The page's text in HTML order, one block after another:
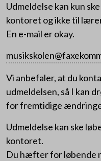
Udmeldelse kan kun
kontoret og ikke til
En e-mail er okay.
Vi anbefaler, at du
udmeldelsen, så I kan
for fremtidige
Udmeldelse kan ske
kontoret.
Du hæfter for løbende